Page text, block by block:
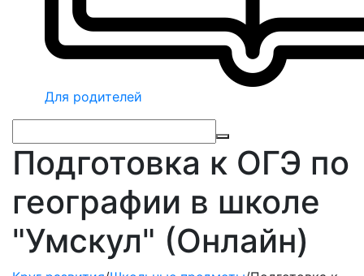
Для родителей
Подготовка к ОГЭ по
географии в школе
"Умскул" (Онлайн)